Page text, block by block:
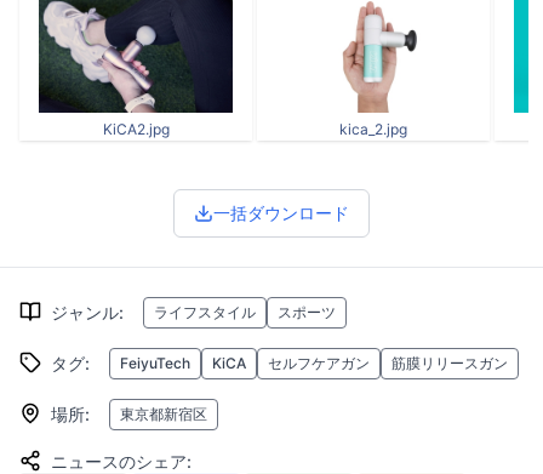
KiCA2.jpg kica_2.jpg
一括ダウンロード
ジャンル: ライフスタイル スポーツ
タグ: FeiyuTech KiCA セルフケアガン 筋膜リリースガン
場所: 東京都新宿区
ニュースのシェア: